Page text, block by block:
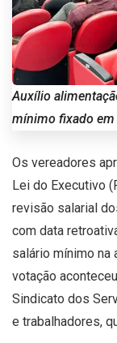
Auxílio
mínimo fixado em
Os vereadores
Lei do Executivo
revisão salarial
com data
salário mínimo na
votação
Sindicato dos
e trabalhadores,